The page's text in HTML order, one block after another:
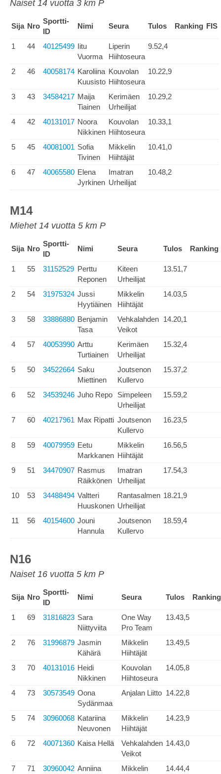
Naiset 14 vuotta 3 km P
Sija Nro
Sportti-
ID
Nimi Seura Tulos Ranking FIS
1 44 40125499 Iitu
Vuorma
Liperin
Hiihtoseura
9.52,4
2 46 40058174 Karoliina
Kuusisto
Kouvolan
Hiihtoseura
10.22,9
3 43 34584217 Maija
Tiainen
Kerimäen
Urheilijat
10.29,2
4 42 40131017 Noora
Nikkinen
Kouvolan
Hiihtoseura
10.33,1
5 45 40081001 Sofia
Tivinen
Mikkelin
Hiihtäjät
10.41,0
6 47 40065580 Elena
Jyrkinen
Imatran
Urheilijat
10.48,2
M14
Miehet 14 vuotta 5 km P
Sija Nro
Sportti-
ID
Nimi Seura Tulos Ranking
1 55 31152529 Perttu
Reponen
Kiteen
Urheilijat
13.51,7
2 54 31975324 Jussi
Hyytiäinen
Mikkelin
Hiihtäjät
14.03,5
3 58 33886880 Benjamin
Tasa
Vehkalahden
Veikot
14.20,1
4 57 40053990 Arttu
Turtiainen
Kerimäen
Urheilijat
15.32,4
5 50 34522664 Saku
Miettinen
Joutsenon
Kullervo
15.37,2
6 52 34539246 Juho Repo
Simpeleen
Urheilijat
15.59,2
7 60 40217961 Max Ripatti Joutsenon
Kullervo
16.23,5
8 59 40079959 Eetu
Markkanen
Mikkelin
Hiihtäjät
16.56,5
9 51 34470907 Rasmus
Räikkönen
Imatran
Urheilijat
17.54,3
10 53 34488494 Valtteri
Huuskonen
Rantasalmen
Urheilijat
18.21,9
11 56 40154600 Jouni
Hannula
Joutsenon
Kullervo
18.59,4
N16
Naiset 16 vuotta 5 km P
Sija Nro
Sportti-
ID
Nimi Seura Tulos Ranking
1 69 31816823 Sara
Niittyviita
One Way
Pro Team
13.43,5
2 76 31996879 Jasmin
Kähärä
Mikkelin
Hiihtäjät
13.49,5
3 70 40131016 Heidi
Nikkinen
Kouvolan
Hiihtoseura
14.05,8
4 73 30573549 Oona
Sydänmaa
Anjalan Liitto 14.22,8
5 74 30960068 Katariina
Neuvonen
Mikkelin
Hiihtäjät
14.23,9
6 72 40071360 Kaisa Hellä
Vehkalahden
Veikot
14.43,0
7 71 30960042 Anniina
Mikkelin
14.44,4